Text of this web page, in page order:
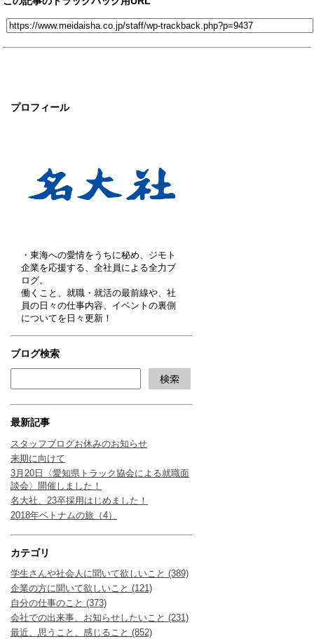
プロフィール
・東海への愛情をうちに秘め、ジモト
企業を応援する、全社員による全力ブ
ログ。
働くこと、就職・就活の最前線や、社
員の日々の仕事内容、イベントの裏側
についてを日々更新！
ブログ検索
最新記事
スタッフブログお休みのお知らせ
来期に向けて
3月20日〈愛知県トラック協会による就職面
談会〉開催しました！
名大社、23卒採用はじめました！
2018年ベトナムの旅（4）
カテゴリ
学生さんや社会人に聞いて欲しいこと (389)
企業の方に聞いて欲しいこと (121)
自分の仕事のこと (373)
会社での出来事、お知らせしたいこと (231)
最近、思うこと、感じること (852)